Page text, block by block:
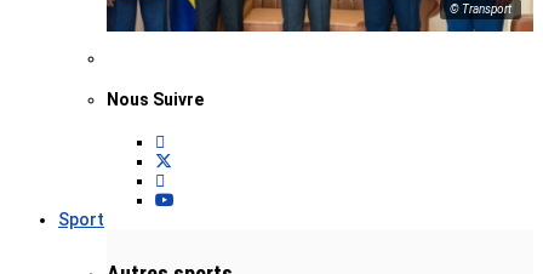
© Transport
Nous Suivre
Sport